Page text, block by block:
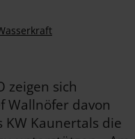
zeigen sich
Wallnöfer davon
Kaunertals die